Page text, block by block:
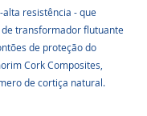
resistência - que
transformador flutuante
de proteção do
Cork Composites,
de cortiça natural.